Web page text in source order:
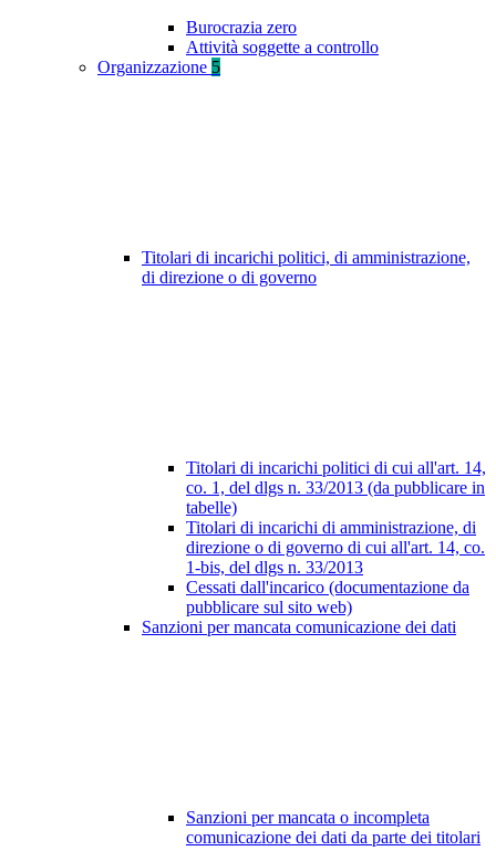
Burocrazia zero
Attività soggette a controllo
Organizzazione 5
Titolari di incarichi politici, di amministrazione,
di direzione o di governo
Titolari di incarichi politici di cui all'art. 14,
co. 1, del dlgs n. 33/2013 (da pubblicare in
tabelle)
Titolari di incarichi di amministrazione, di
direzione o di governo di cui all'art. 14, co.
1-bis, del dlgs n. 33/2013
Cessati dall'incarico (documentazione da
pubblicare sul sito web)
Sanzioni per mancata comunicazione dei dati
Sanzioni per mancata o incompleta
comunicazione dei dati da parte dei titolari